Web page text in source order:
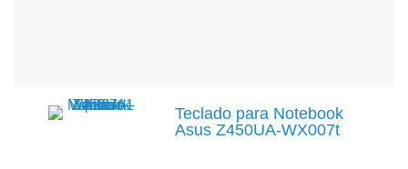
Teclado para Notebook
Asus Z450UA-WX007t